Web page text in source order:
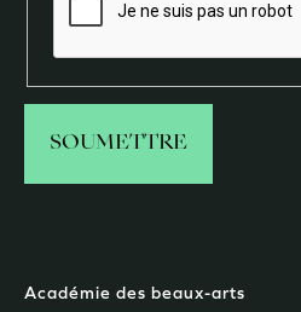
Académie des beaux-arts